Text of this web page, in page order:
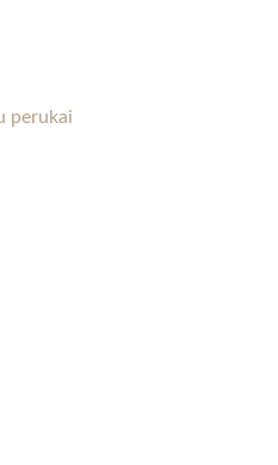
perukai